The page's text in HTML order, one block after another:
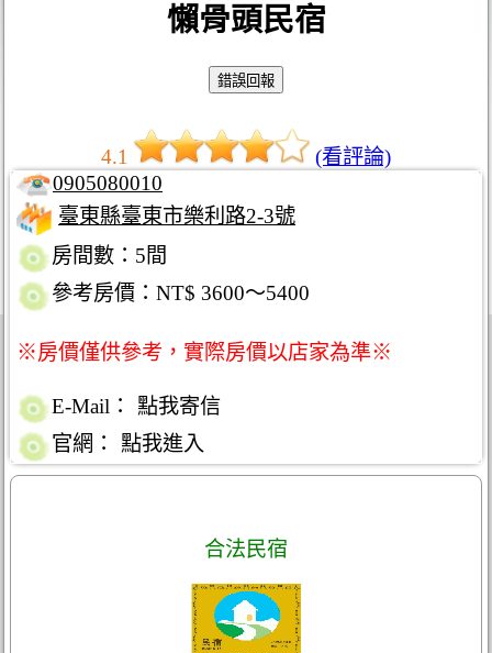
懶骨頭民宿
4.1
(看評論)
0905080010
臺東縣臺東市樂利路2-3號
房間數：5間
參考房價：NT$ 3600～5400
※房價僅供參考，實際房價以店家為準※
E-Mail：
點我寄信
官網：
點我進入
合法民宿